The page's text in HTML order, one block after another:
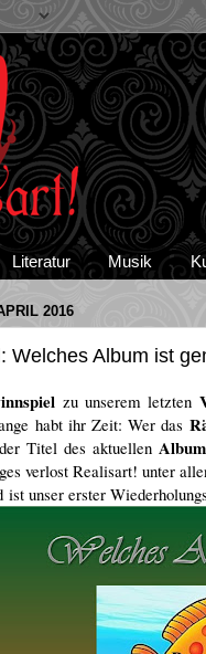
Literatur Musik
2016
Welches Album ist
zu unserem letzten
habt ihr Zeit: Wer das
Titel des aktuellen
verlost Realisart! unter
unser erster